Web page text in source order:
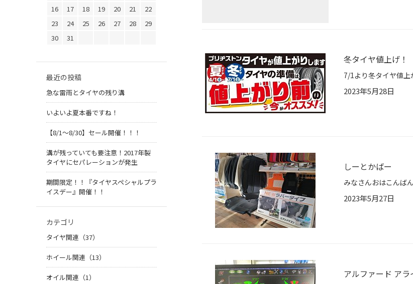
冬タイヤ値上げ！
2023年5月28日
しーとかばー
2023年5月27日
アルファード ア
16
17 18 19 20 21
22
23
24 25 26 27 28
29
30
31
最近の投稿
急な雷雨とタイヤの残り溝
いよいよ夏本番ですね！
【8/1～8/30】セール開催！！！
溝が残っていても要注意！2017年製
タイヤにセパレーションが発生
期間限定！！『タイヤスペシャルプラ
イスデー』開催！！
カテゴリ
タイヤ関連（37）
ホイール関連（13）
オイル関連（1）